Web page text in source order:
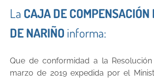
La CAJA DE COMPENSACIÓN
DE NARIÑO informa:
Que de conformidad a la
marzo de 2019 expedida por el